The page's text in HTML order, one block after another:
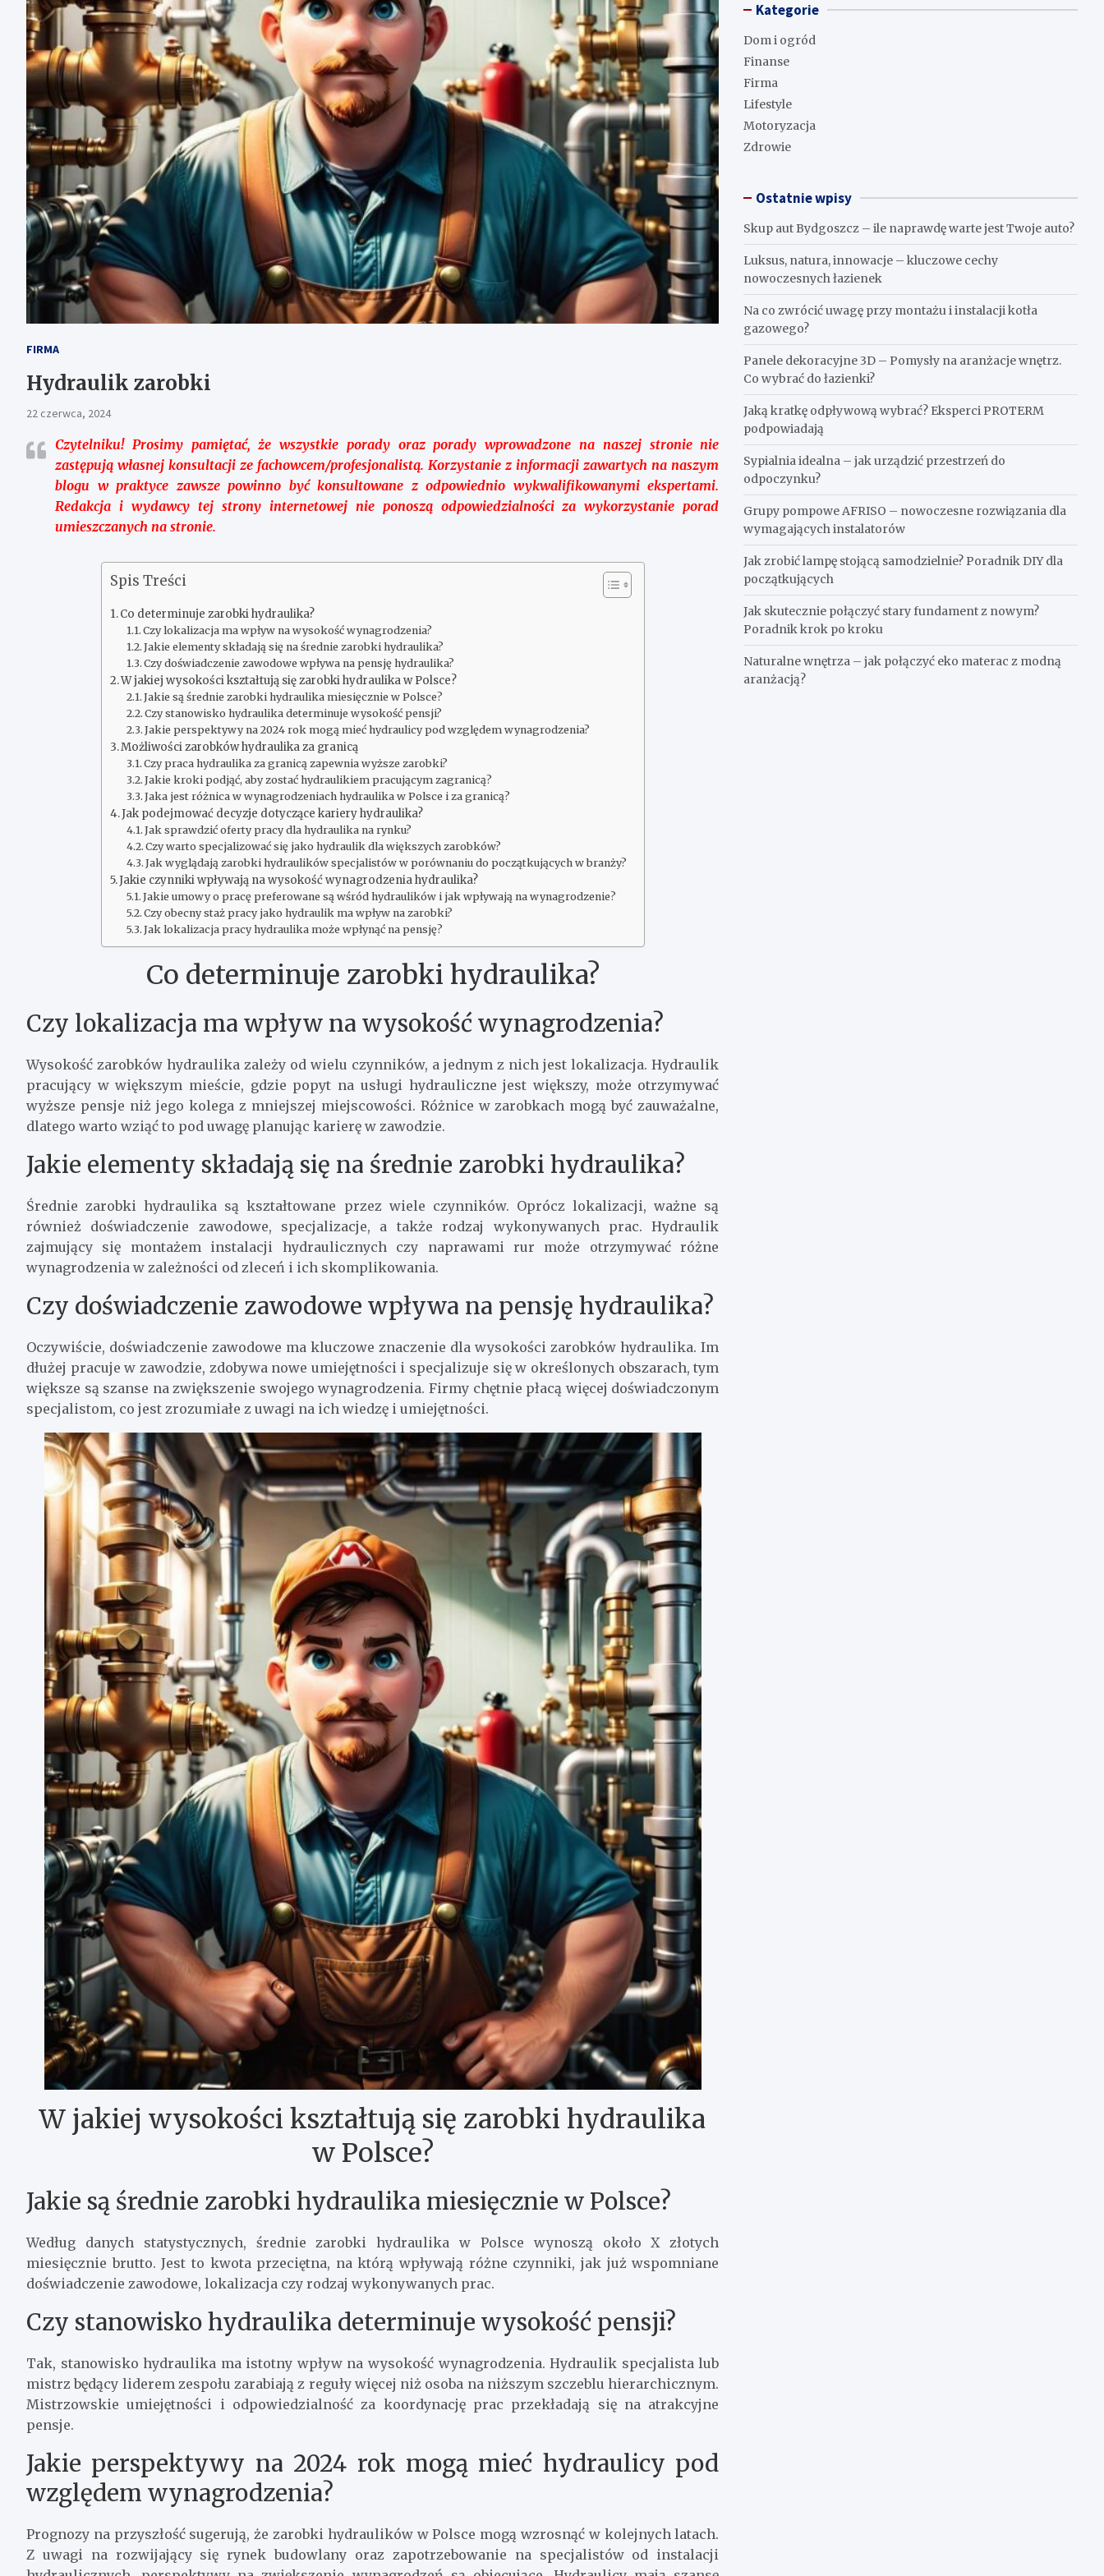
FIRMA
Hydraulik zarobki
22 czerwca, 2024
Czytelniku!Prosimy pamiętać, że wszystkie porady oraz porady wprowadzone na naszej stronie nie
zastępują własnej konsultacji ze fachowcem/profesjonalistą. Korzystanie z informacji zawartych na naszym
blogu w praktyce zawsze powinno być konsultowane z odpowiednio wykwalifikowanymi ekspertami.
Redakcja i wydawcy tej strony internetowej nie ponoszą odpowiedzialności za wykorzystanie porad
umieszczanych na stronie.
Spis Treści
Co determinuje zarobki hydraulika?
Czy lokalizacja ma wpływ na wysokość wynagrodzenia?
Jakie elementy składają się na średnie zarobki hydraulika?
Czy doświadczenie zawodowe wpływa na pensję hydraulika?
W jakiej wysokości kształtują się zarobki hydraulika w Polsce?
Jakie są średnie zarobki hydraulika miesięcznie w Polsce?
Czy stanowisko hydraulika determinuje wysokość pensji?
Jakie perspektywy na 2024 rok mogą mieć hydraulicy pod względem wynagrodzenia?
Możliwości zarobków hydraulika za granicą
Czy praca hydraulika za granicą zapewnia wyższe zarobki?
Jakie kroki podjąć, aby zostać hydraulikiem pracującym zagranicą?
Jaka jest różnica w wynagrodzeniach hydraulika w Polsce i za granicą?
Jak podejmować decyzje dotyczące kariery hydraulika?
Jak sprawdzić oferty pracy dla hydraulika na rynku?
Czy warto specjalizować się jako hydraulik dla większych zarobków?
Jak wyglądają zarobki hydraulików specjalistów w porównaniu do początkujących w branży?
Jakie czynniki wpływają na wysokość wynagrodzenia hydraulika?
Jakie umowy o pracę preferowane są wśród hydraulików i jak wpływają na wynagrodzenie?
Czy obecny staż pracy jako hydraulik ma wpływ na zarobki?
Jak lokalizacja pracy hydraulika może wpłynąć na pensję?
Co determinuje zarobki hydraulika?
Czy lokalizacja ma wpływ na wysokość wynagrodzenia?
Wysokość zarobków hydraulika zależy od wielu czynników, a jednym z nich jest lokalizacja. Hydraulik
pracujący w większym mieście, gdzie popyt na usługi hydrauliczne jest większy, może otrzymywać
wyższe pensje niż jego kolega z mniejszej miejscowości. Różnice w zarobkach mogą być zauważalne,
dlatego warto wziąć to pod uwagę planując karierę w zawodzie.
Jakie elementy składają się na średnie zarobki hydraulika?
Średnie zarobki hydraulika są kształtowane przez wiele czynników. Oprócz lokalizacji, ważne są
również doświadczenie zawodowe, specjalizacje, a także rodzaj wykonywanych prac. Hydraulik
zajmujący się montażem instalacji hydraulicznych czy naprawami rur może otrzymywać różne
wynagrodzenia w zależności od zleceń i ich skomplikowania.
Czy doświadczenie zawodowe wpływa na pensję hydraulika?
Oczywiście, doświadczenie zawodowe ma kluczowe znaczenie dla wysokości zarobków hydraulika. Im
dłużej pracuje w zawodzie, zdobywa nowe umiejętności i specjalizuje się w określonych obszarach, tym
większe są szanse na zwiększenie swojego wynagrodzenia. Firmy chętnie płacą więcej doświadczonym
specjalistom, co jest zrozumiałe z uwagi na ich wiedzę i umiejętności.
W jakiej wysokości kształtują się zarobki hydraulika
w Polsce?
Jakie są średnie zarobki hydraulika miesięcznie w Polsce?
Według danych statystycznych, średnie zarobki hydraulika w Polsce wynoszą około X złotych
miesięcznie brutto. Jest to kwota przeciętna, na którą wpływają różne czynniki, jak już wspomniane
doświadczenie zawodowe, lokalizacja czy rodzaj wykonywanych prac.
Czy stanowisko hydraulika determinuje wysokość pensji?
Tak, stanowisko hydraulika ma istotny wpływ na wysokość wynagrodzenia. Hydraulik specjalista lub
mistrz będący liderem zespołu zarabiają z reguły więcej niż osoba na niższym szczeblu hierarchicznym.
Mistrzowskie umiejętności i odpowiedzialność za koordynację prac przekładają się na atrakcyjne
pensje.
Jakie perspektywy na 2024 rok mogą mieć hydraulicy pod
względem wynagrodzenia?
Prognozy na przyszłość sugerują, że zarobki hydraulików w Polsce mogą wzrosnąć w kolejnych latach.
Z uwagi na rozwijający się rynek budowlany oraz zapotrzebowanie na specjalistów od instalacji
Kategorie
Dom i ogród
Finanse
Firma
Lifestyle
Motoryzacja
Zdrowie
Ostatnie wpisy
Skup aut Bydgoszcz – ile naprawdę warte jest Twoje auto?
Luksus, natura, innowacje – kluczowe cechy
nowoczesnych łazienek
Na co zwrócić uwagę przy montażu i instalacji kotła
gazowego?
Panele dekoracyjne 3D – Pomysły na aranżacje wnętrz.
Co wybrać do łazienki?
Jaką kratkę odpływową wybrać? Eksperci PROTERM
podpowiadają
Sypialnia idealna – jak urządzić przestrzeń do
odpoczynku?
Grupy pompowe AFRISO – nowoczesne rozwiązania dla
wymagających instalatorów
Jak zrobić lampę stojącą samodzielnie? Poradnik DIY dla
początkujących
Jak skutecznie połączyć stary fundament z nowym?
Poradnik krok po kroku
Naturalne wnętrza – jak połączyć eko materac z modną
aranżacją?